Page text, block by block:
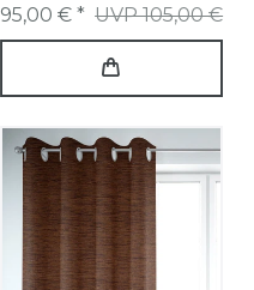
UVP 105,00 €
95,00 € *